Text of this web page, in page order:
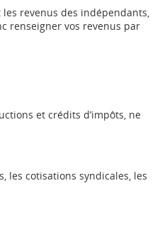
revenus des indépendants,
renseigner vos revenus par
et crédits d’impôts, ne
les cotisations syndicales, les